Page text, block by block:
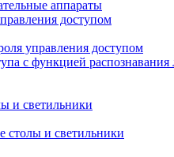
аппараты
доступом
управления доступом
с функцией распознавания
и светильники
столы и светильники